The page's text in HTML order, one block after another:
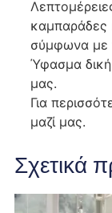
καμπαράδες
σύμφωνα με
Ύφασμα
μας.
Για
μαζί μας.
Σχετικά